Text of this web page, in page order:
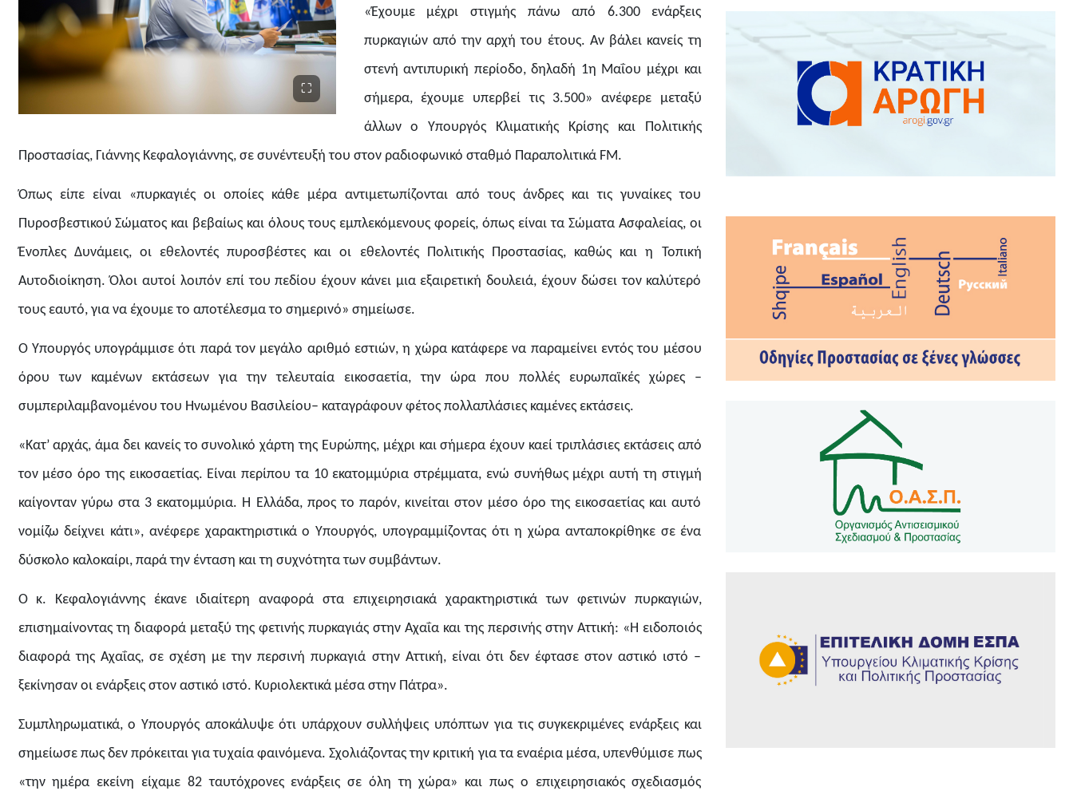
«Έχουμε μέχρι στιγμής πάνω από 6.300 ενάρξεις
πυρκαγιών από την αρχή του έτους. Αν βάλει κανείς τη
στενή αντιπυρική περίοδο, δηλαδή 1η Μαΐου μέχρι και
σήμερα, έχουμε υπερβεί τις 3.500» ανέφερε μεταξύ
άλλων ο Υπουργός Κλιματικής Κρίσης και Πολιτικής
Προστασίας, Γιάννης Κεφαλογιάννης, σε συνέντευξή του στον ραδιοφωνικό σταθμό Παραπολιτικά FM.
Όπως είπε είναι «πυρκαγιές οι οποίες κάθε μέρα αντιμετωπίζονται από τους άνδρες και τις γυναίκες του
Πυροσβεστικού Σώματος και βεβαίως και όλους τους εμπλεκόμενους φορείς, όπως είναι τα Σώματα Ασφαλείας, οι
Ένοπλες Δυνάμεις, οι εθελοντές πυροσβέστες και οι εθελοντές Πολιτικής Προστασίας, καθώς και η Τοπική
Αυτοδιοίκηση. Όλοι αυτοί λοιπόν επί του πεδίου έχουν κάνει μια εξαιρετική δουλειά, έχουν δώσει τον καλύτερό
τους εαυτό, για να έχουμε το αποτέλεσμα το σημερινό» σημείωσε.
Ο Υπουργός υπογράμμισε ότι παρά τον μεγάλο αριθμό εστιών, η χώρα κατάφερε να παραμείνει εντός του μέσου
όρου των καμένων εκτάσεων για την τελευταία εικοσαετία, την ώρα που πολλές ευρωπαϊκές χώρες –
συμπεριλαμβανομένου του Ηνωμένου Βασιλείου– καταγράφουν φέτος πολλαπλάσιες καμένες εκτάσεις.
«Κατ’ αρχάς, άμα δει κανείς το συνολικό χάρτη της Ευρώπης, μέχρι και σήμερα έχουν καεί τριπλάσιες εκτάσεις από
τον μέσο όρο της εικοσαετίας. Είναι περίπου τα 10 εκατομμύρια στρέμματα, ενώ συνήθως μέχρι αυτή τη στιγμή
καίγονταν γύρω στα 3 εκατομμύρια. Η Ελλάδα, προς το παρόν, κινείται στον μέσο όρο της εικοσαετίας και αυτό
νομίζω δείχνει κάτι», ανέφερε χαρακτηριστικά ο Υπουργός, υπογραμμίζοντας ότι η χώρα ανταποκρίθηκε σε ένα
δύσκολο καλοκαίρι, παρά την ένταση και τη συχνότητα των συμβάντων.
Ο κ. Κεφαλογιάννης έκανε ιδιαίτερη αναφορά στα επιχειρησιακά χαρακτηριστικά των φετινών πυρκαγιών,
επισημαίνοντας τη διαφορά μεταξύ της φετινής πυρκαγιάς στην Αχαΐα και της περσινής στην Αττική: «Η ειδοποιός
διαφορά της Αχαΐας, σε σχέση με την περσινή πυρκαγιά στην Αττική, είναι ότι δεν έφτασε στον αστικό ιστό –
ξεκίνησαν οι ενάρξεις στον αστικό ιστό. Κυριολεκτικά μέσα στην Πάτρα».
Συμπληρωματικά, ο Υπουργός αποκάλυψε ότι υπάρχουν συλλήψεις υπόπτων για τις συγκεκριμένες ενάρξεις και
σημείωσε πως δεν πρόκειται για τυχαία φαινόμενα. Σχολιάζοντας την κριτική για τα εναέρια μέσα, υπενθύμισε πως
«την ημέρα εκείνη είχαμε 82 ταυτόχρονες ενάρξεις σε όλη τη χώρα» και πως ο επιχειρησιακός σχεδιασμός
#CivProGR